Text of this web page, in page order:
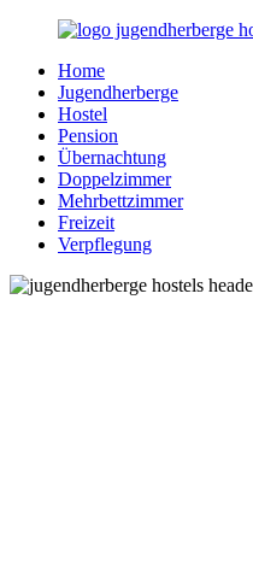
Zurück
Inhalt
Jugendherberge-
Hostels.de
Reisen
junge
jung
gebliebene
Menschen
Home
Jugendherberge
Hostel
Pension
Übernachtung
Doppelzimmer
Mehrbettzimmer
Freizeit
Verpflegung